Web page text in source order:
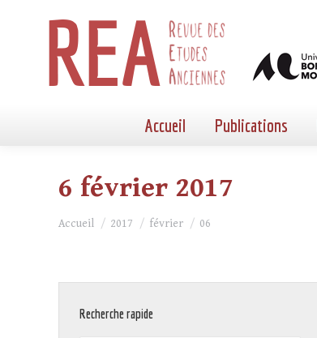
Accueil Publications
6 février 2017
Vous êtes ici :
Accueil 2017 février 06
Recherche rapide